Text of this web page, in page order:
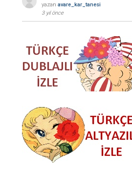
yazan avare_kar_tanesi
3 yıl önce